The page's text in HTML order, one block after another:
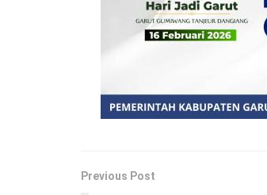
Previous Post